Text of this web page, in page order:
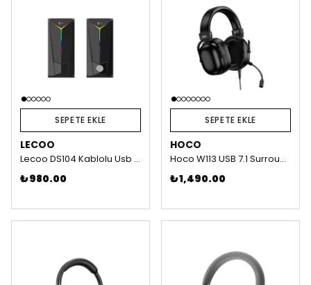
SEPETE EKLE
LECOO
Lecoo DS104 Kablolu Usb + 3.5Mm Jack 6W 80dB Rgb Işıklı 1+1 Gaming Speaker - Hoparlör
₺ 980.00
SEPETE EKLE
HOCO
Hoco W113 USB 7.1 Surround Kafa Üstü Gaming Kulaklık
₺ 1,490.00